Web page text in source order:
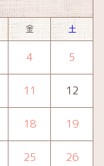
金 土
4 5
11 12
18 19
25 26